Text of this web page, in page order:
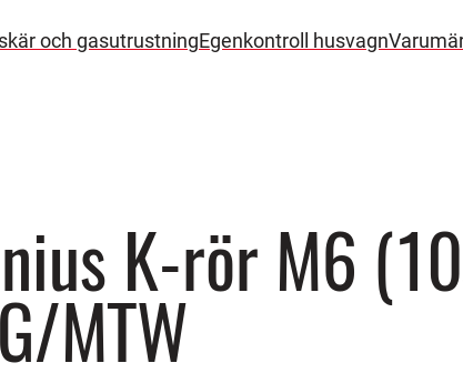
och gasutrustningEgenkontroll husvagn
K-rör M6
MTW